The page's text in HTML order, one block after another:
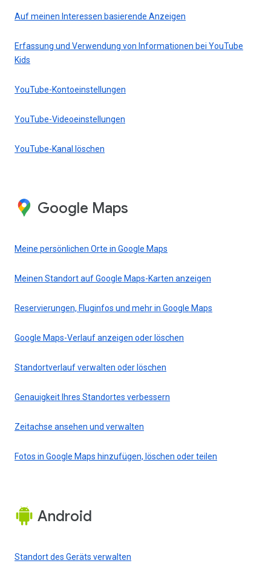
Auf meinen Interessen basierende Anzeigen
Erfassung und Verwendung von Informationen bei YouTube
Kids
YouTube-Kontoeinstellungen
YouTube-Videoeinstellungen
YouTube-Kanal löschen
Google Maps
Meine persönlichen Orte in Google Maps
Meinen Standort auf Google Maps-Karten anzeigen
Reservierungen, Fluginfos und mehr in Google Maps
Google Maps-Verlauf anzeigen oder löschen
Standortverlauf verwalten oder löschen
Genauigkeit Ihres Standortes verbessern
Zeitachse ansehen und verwalten
Fotos in Google Maps hinzufügen, löschen oder teilen
Android
Standort des Geräts verwalten